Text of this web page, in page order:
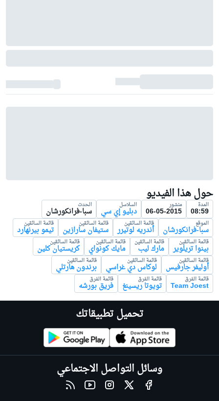
حول هذا الفيديو
المدة
08:59
منشور
06-05-2015
السلاسل
دبليو إي سي
الحدث
سبا-فرانكورشان
الموقع
سبا-فرانكورشان
قائمة السائقين
أندريه لوتيرر
قائمة السائقين
ستيفان سارازين
قائمة السائقين
تيمو بيرنهارد
قائمة السائقين
بينوا تريلوير
قائمة السائقين
مارك ليب
قائمة السائقين
مايك كونواي
قائمة السائقين
كريستيان كلين
قائمة السائقين
أوليفر جارفيس
قائمة السائقين
لوكاس دي غراسي
قائمة السائقين
برندون هارتلي
قائمة الفرق
Team Joest
قائمة الفرق
تويوتا ريسينغ
قائمة الفرق
فريق بورشه
تحميل تطبيقاتك
وسائل التواصل الاجتماعي